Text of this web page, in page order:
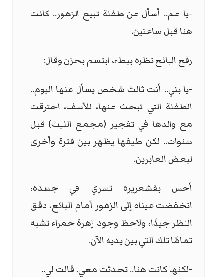
-يا عم.. أسأل عن طفلة تبيع الزهور.. كانت
هنا قبل ساعتين.
رفع البائع نظره ببطء، ابتسم بحزن وقال:
-يا بني.. أنت ثالث شخص يسأل عنها اليوم..
الطفلة التي تبحث عنها، للأسف، احترقت
مع والدها في تفجير (مجمع الليث) قبل
سنوات.. لكن طيفها يظهر بين فترة وأخرى
لبعض العابرين.
أحس بقشعريرة تسري في جسده،
انخفضت عيناه إلى الزهور أمام البائع، دقق
النظر جيدًا، ولاحظ وجود زهرة حمراء تشبه
تمامًا تلك التي بين يديه الآن.
-لكنها كانت هنا.. تحدثت معي، قالت لي..